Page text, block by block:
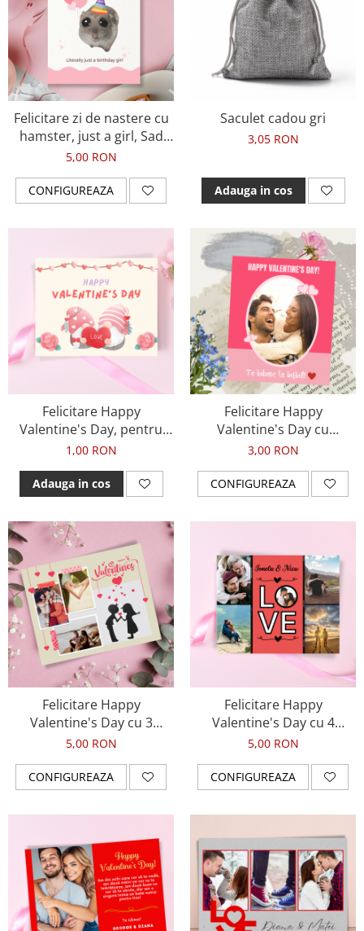
Bijuterii cu perle
Invitatii Botez
Diplome
Plusuri
Impachetare Cadou
Coliere
Brelocuri Personalizate
Semn de carte
Card metalic
Cadouri Copii
Cadouri pentru Craciun
Cadouri Paste
Halloween
Portfard Personalizat
Bijuterii pentru Ea
Tablou Personalizat
Felicitare zi de nastere cu
hamster, just a girl, Sad
hamster meme
5,00 RON
CONFIGUREAZA
Saculet cadou gri
3,05 RON
Adauga in cos
Felicitare Happy
Valentine's Day, pentru
ziua indragostitilor
1,00 RON
Adauga in cos
Felicitare Happy
Valentine's Day cu
fotografie si mesaj, pentru
3,00 RON
CONFIGUREAZA
Felicitare Happy
Valentine's Day cu 3
fotografii, pentru ziua
5,00 RON
CONFIGUREAZA
Felicitare Happy
Valentine's Day cu 4
fotografii si numele
indragostitilor
5,00 RON
CONFIGUREAZA